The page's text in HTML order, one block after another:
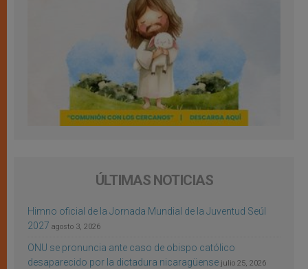
ÚLTIMAS NOTICIAS
Himno oficial de la Jornada Mundial de la Juventud Seúl
2027 agosto 3, 2026
ONU se pronuncia ante caso de obispo católico
desaparecido por la dictadura nicaragüense julio 25, 2026